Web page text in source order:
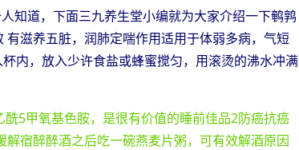
知道，下面三九养生堂小编就为大家介绍一下鹌鹑
滋养五脏，润肺定喘作用适用于体弱多病，气短
内，放入少许食盐或蜂蜜搅匀，用滚烫的沸水冲满
5甲氧基色胺，是很有价值的睡前佳品2防癌抗癌
宿醉醉酒之后吃一碗燕麦片粥，可有效解酒原因